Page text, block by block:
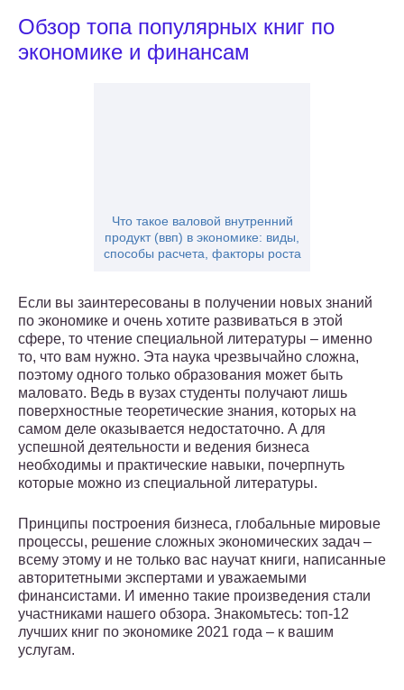
Обзор топа популярных книг по
экономике и финансам
Что такое валовой внутренний
продукт (ввп) в экономике: виды,
способы расчета, факторы роста
Если вы заинтересованы в получении новых знаний
по экономике и очень хотите развиваться в этой
сфере, то чтение специальной литературы – именно
то, что вам нужно. Эта наука чрезвычайно сложна,
поэтому одного только образования может быть
маловато. Ведь в вузах студенты получают лишь
поверхностные теоретические знания, которых на
самом деле оказывается недостаточно. А для
успешной деятельности и ведения бизнеса
необходимы и практические навыки, почерпнуть
которые можно из специальной литературы.
Принципы построения бизнеса, глобальные мировые
процессы, решение сложных экономических задач –
всему этому и не только вас научат книги, написанные
авторитетными экспертами и уважаемыми
финансистами. И именно такие произведения стали
участниками нашего обзора. Знакомьтесь: топ-12
лучших книг по экономике 2021 года – к вашим
услугам.